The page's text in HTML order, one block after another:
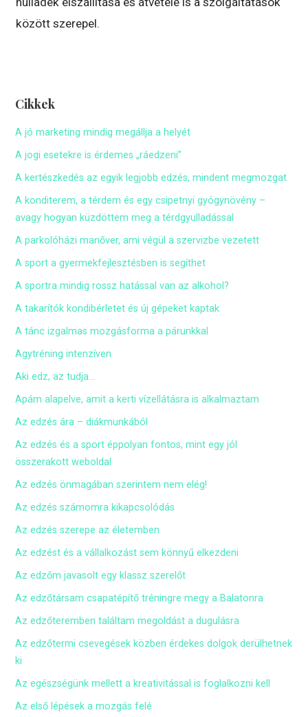
között szerepel.
Cikkek
A jó marketing mindig megállja a helyét
A jogi esetekre is érdemes „ráedzeni”
A kertészkedés az egyik legjobb edzés, mindent megmozgat
A konditerem, a térdem és egy csipetnyi gyógynövény –
avagy hogyan küzdöttem meg a térdgyulladással
A parkolóházi manőver, ami végül a szervizbe vezetett
A sport a gyermekfejlesztésben is segíthet
A sportra mindig rossz hatással van az alkohol?
A takarítók kondibérletet és új gépeket kaptak
A tánc izgalmas mozgásforma a párunkkal
Agytréning intenzíven
Aki edz, az tudja…
Apám alapelve, amit a kerti vízellátásra is alkalmaztam
Az edzés ára – diákmunkából
Az edzés és a sport éppolyan fontos, mint egy jól
összerakott weboldal
Az edzés önmagában szerintem nem elég!
Az edzés számomra kikapcsolódás
Az edzés szerepe az életemben
Az edzést és a vállalkozást sem könnyű elkezdeni
Az edzőm javasolt egy klassz szerelőt
Az edzőtársam csapatépítő tréningre megy a Balatonra
Az edzőteremben találtam megoldást a dugulásra
Az edzőtermi csevegések közben érdekes dolgok derülhetnek
ki
Az egészségünk mellett a kreativitással is foglalkozni kell
Az első lépések a mozgás felé